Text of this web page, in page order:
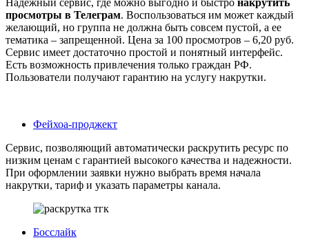
Надежный сервис, где можно выгодно и быстро накрутить
просмотры в Телеграм. Воспользоваться им может каждый
желающий, но группа не должна быть совсем пустой, а ее
тематика – запрещенной. Цена за 100 просмотров – 6,20 руб.
Сервис имеет достаточно простой и понятный интерфейс.
Есть возможность привлечения только граждан РФ.
Пользователи получают гарантию на услугу накрутки.
Фейхоа-проджект
Сервис, позволяющий автоматически раскрутить ресурс по
низким ценам с гарантией высокого качества и надежности.
При оформлении заявки нужно выбрать время начала
накрутки, тариф и указать параметры канала.
Босслайк